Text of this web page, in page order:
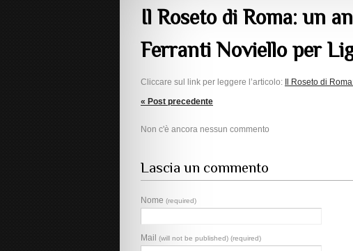
Il Roseto di Roma: un
Ferranti Noviello per
Cliccare sul link per leggere l’articolo:
Il Roseto di
« Post precedente
Non c'è ancora nessun commento
Lascia un commento
Nome (required)
Mail (will not be published) (required)